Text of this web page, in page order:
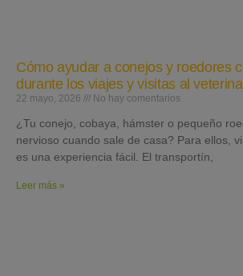
Cómo ayudar a conejos y roedores
durante los viajes y visitas al
22 mayo, 2026 No hay comentarios
¿Tu conejo, cobaya, hámster o pequeño
nervioso cuando sale de casa? Para ellos,
es una experiencia fácil. El transportín,
Leer más »